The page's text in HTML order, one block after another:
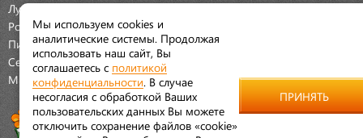
Луковичные цветы Осень
Розы
Пионы
Семена Овощей
Мраморная крошка
Мы используем cookies и
аналитические системы. Продолжая
использовать наш сайт, Вы
соглашаетесь с политикой
конфиденциальности . В случае
несогласия с обработкой Ваших
пользовательских данных Вы можете
отключить сохранение файлов «cookie»
ПРИНЯТЬ